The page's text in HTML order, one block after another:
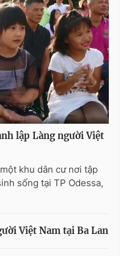
Thể thao
động sản
lập Làng người Việt
khu dân cư nơi tập
sống tại TP Odessa,
Việt Nam tại Ba Lan